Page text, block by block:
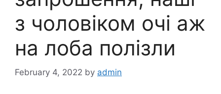
з чоловіком очі аж
на лоба полізли
February 4, 2022 by admin